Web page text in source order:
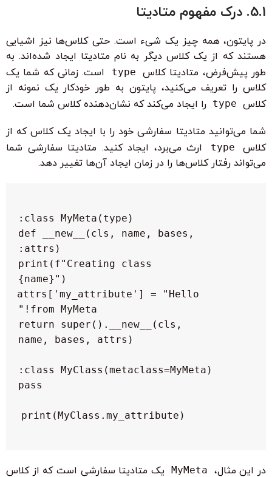
5.1. درک مفهوم متادیتا
در پایتون، همه چیز یک شیء است. حتی کلاس‌ها نیز اشیایی
هستند که از یک کلاس دیگر به نام متادیتا ایجاد شده‌اند. به
طور پیش‌فرض، متادیتا کلاس
type
است. زمانی که شما یک
کلاس را تعریف می‌کنید، پایتون به طور خودکار یک نمونه از
کلاس type را ایجاد می‌کند که نشان‌دهنده کلاس شما است.
شما می‌توانید متادیتا سفارشی خود را با ایجاد یک کلاس که از
کلاس
type
ارث می‌برد، ایجاد کنید. متادیتا سفارشی شما
می‌تواند رفتار کلاس‌ها را در زمان ایجاد آن‌ها تغییر دهد.
    def __new__(cls, name, bases,
        print(f"Creating class
        attrs['my_attribute'] = "Hello
        return super().__new__(cls,
print(MyClass.my_attribute)
در این مثال، MyMeta یک متادیتا سفارشی است که از کلاس